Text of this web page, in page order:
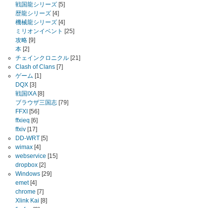
戦国龍シリーズ [5]
歴龍シリーズ [4]
機械龍シリーズ [4]
ミリオンイベント [25]
攻略 [9]
本 [2]
チェインクロニクル [21]
Clash of Clans [7]
ゲーム [1]
DQX [3]
戦国IXA[8]
ブラウザ三国志 [79]
FFXI [56]
ffxieq [6]
ffxiv [17]
DD-WRT [5]
wimax [4]
webservice [15]
dropbox [2]
Windows [29]
emet[4]
chrome [7]
Xlink Kai [8]